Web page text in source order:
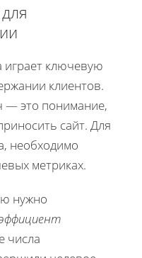
играет ключевую
клиентов.
— это понимание,
сайт. Для
необходимо
метриках.
нужно
числа